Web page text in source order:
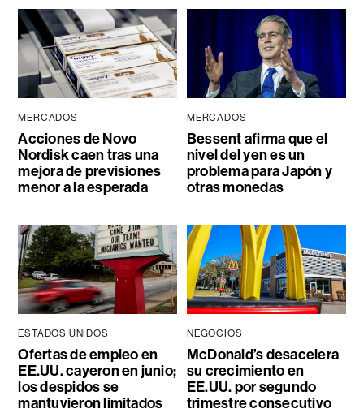
MERCADOS
Acciones de Novo
Nordisk caen tras una
mejora de previsiones
menor a la esperada
MERCADOS
Bessent afirma que el
nivel del yen es un
problema para Japón y
otras monedas
ESTADOS UNIDOS
Ofertas de empleo en
EE.UU. cayeron en junio;
los despidos se
mantuvieron limitados
NEGOCIOS
McDonald’s desacelera
su crecimiento en
EE.UU. por segundo
trimestre consecutivo